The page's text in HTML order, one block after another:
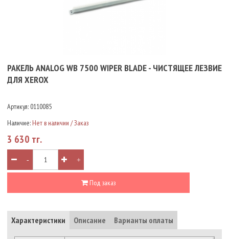
РАКЕЛЬ ANALOG WB 7500 WIPER BLADE - ЧИСТЯЩЕЕ ЛЕЗВИЕ
ДЛЯ XEROX
Артикул: 0110085
Наличие: Нет в наличии / Заказ
3 630 тг.
- +
Под заказ
Характеристики Описание Варианты оплаты